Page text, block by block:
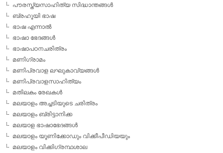
പൗരസ്ത്യസാഹിത്യ സിദ്ധാന്തങ്ങള്‍
ബ്രഹൂയി ഭാഷ
ഭാഷ എന്നാല്‍
ഭാഷാ ഭേദങ്ങള്‍
ഭാഷാപഠനചരിത്രം
മണിഗ്രാമം
മണിപ്രവാള ലഘുകാവ്യങ്ങള്‍
മണിപ്രവാളസാഹിത്യം
മതിലകം രേഖകള്‍
മലയാളം അച്ചടിയുടെ ചരിത്രം
മലയാളം ബ്രിട്ടാനിക്ക
മലയാള ഭാഷാഭേദങ്ങള്‍
മലയാളം യൂണിക്കോഡും വിക്കീപീഡിയയും
മലയാളം വിക്കിഗ്രന്ഥശാല